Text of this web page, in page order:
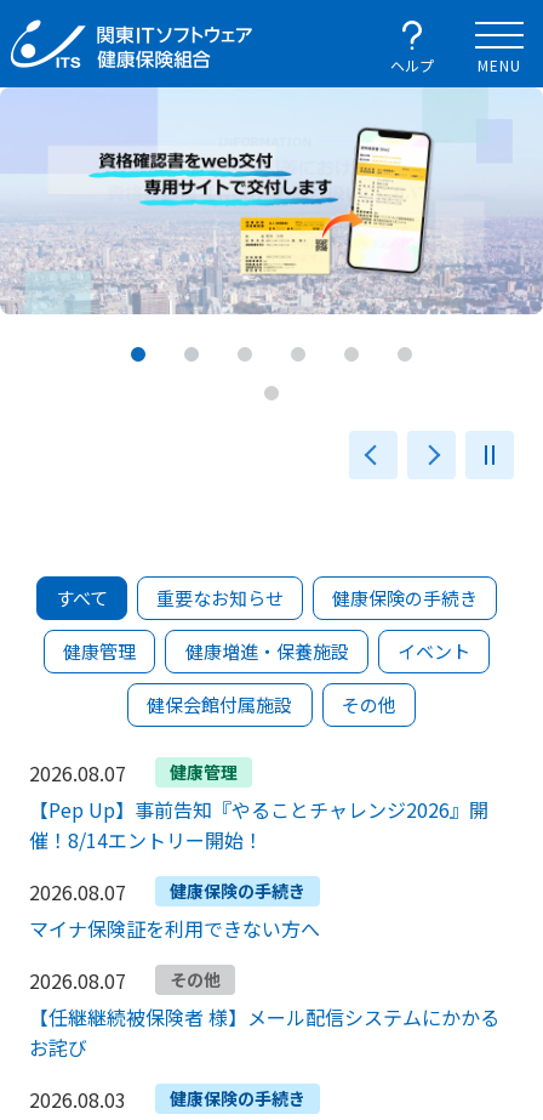
ヘルプ MENU
前へ 次へ
すべて 重要なお知らせ 健康保険の手続き
健康管理 健康増進・保養施設 イベント
健保会館付属施設 その他
2026.08.07 健康管理
【Pep Up】事前告知『やることチャレンジ2026』開
催！8/14エントリー開始！
2026.08.07
健康保険の手続き
マイナ保険証を利用できない方へ
2026.08.07
その他
【任継継続被保険者 様】メール配信システムにかかる
お詫び
2026.08.03
健康保険の手続き